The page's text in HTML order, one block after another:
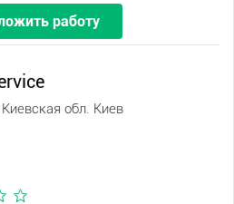
работу
обл. Киев